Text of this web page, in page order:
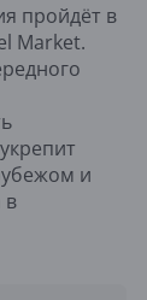
пройдёт в
Market.
и
в